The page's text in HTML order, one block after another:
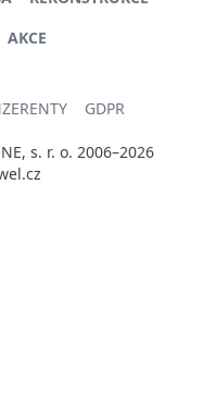
AKCE
GDPR
s. r. o. 2006–2026